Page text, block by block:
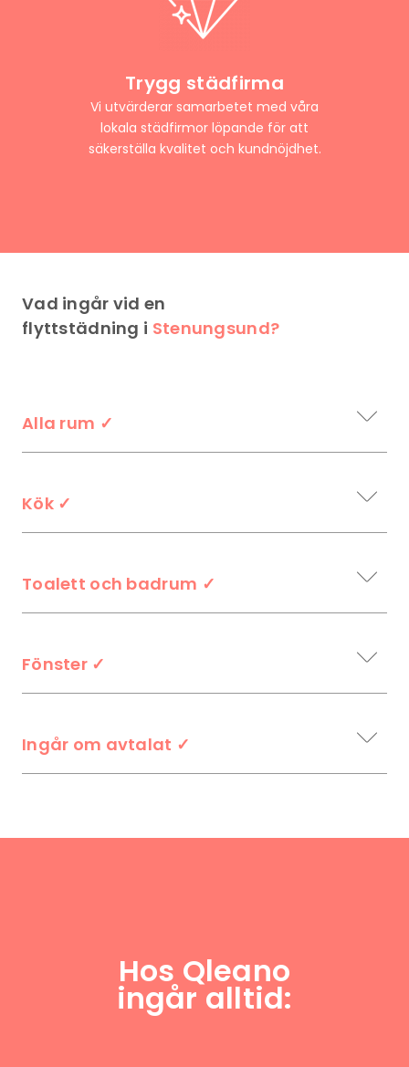
Trygg städfirma
Vi utvärderar samarbetet med våra
lokala städfirmor löpande för att
säkerställa kvalitet och kundnöjdhet.
Vad ingår vid en
flyttstädning i Stenungsund?
Alla rum ✓
Kök ✓
Toalett och badrum ✓
Fönster ✓
Ingår om avtalat ✓
Hos Qleano
ingår alltid: